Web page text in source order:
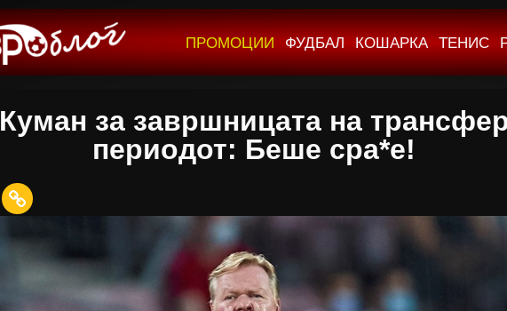
ПРОМОЦИИ ФУДБАЛ КОШАРКА ТЕНИС
Куман за завршницата на
периодот: Беше сра*е!